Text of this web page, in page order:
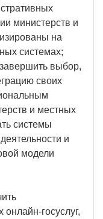
министерств и
на
системах;
выбор,
своих
и местных
системы
и
модели
госуслуг,